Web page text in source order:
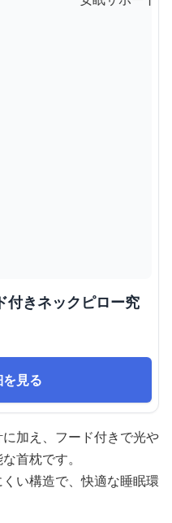
付きネックピロー究
見る
加え、フード付きで光や
首枕です。
い構造で、快適な睡眠環